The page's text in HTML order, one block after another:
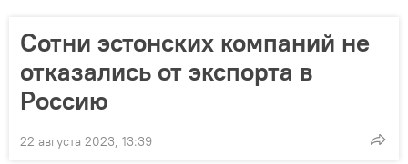
Сотни эстонских компаний не
отказались от экспорта в
Россию
22 августа 2023, 13:39